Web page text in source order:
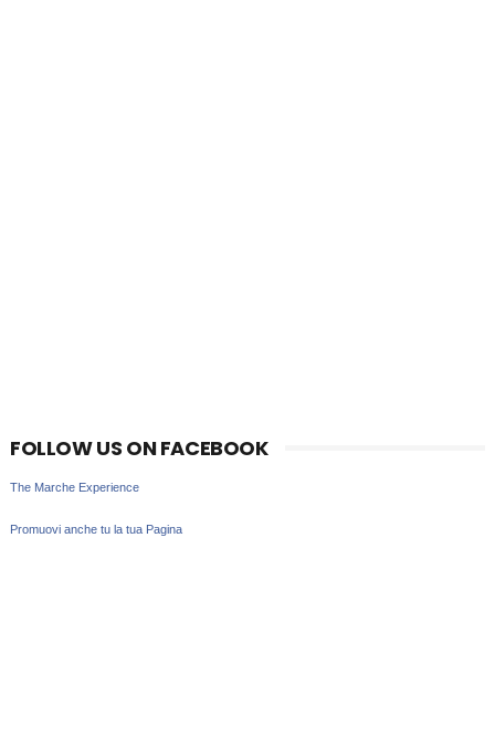
FOLLOW US ON FACEBOOK
The Marche Experience
Promuovi anche tu la tua Pagina